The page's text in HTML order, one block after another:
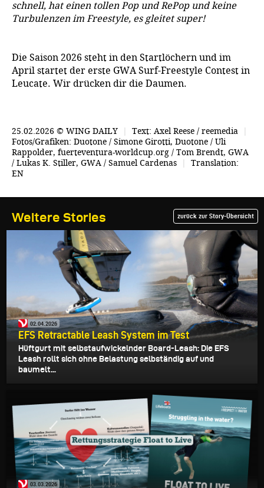
schnell, hat einen tollen Pop und RePop und keine
Turbulenzen im Freestyle, es gleitet super!
Die Saison 2026 steht in den Startlöchern und im
April startet der erste GWA Surf-Freestyle Contest in
Leucate. Wir drücken dir die Daumen.
25.02.2026 © WING DAILY Text: Axel Reese / reemedia
Fotos/Grafiken: Duotone / Simone Girotti, Duotone / Uli
Rappolder, fuerteventura-worldcup.org / Tom Brendt, GWA
/ Lukas K. Stiller, GWA / Samuel Cardenas
Translation:
EN
Weitere Stories zurück zur Story-Übersicht
02.04.2026
EFS Retractable Leash System im Test
Hüftgurt mit selbstaufwickelnder Board-Leash: Die EFS
Leash rollt sich ohne Belastung selbständig auf und
baumelt...
03.03.2026